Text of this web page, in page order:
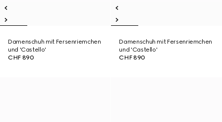
Damenschuh mit Fersenriemchen
und 'Castello'
CHF 890
Damenschuh mit Fersenriemchen
und 'Castello'
CHF 890